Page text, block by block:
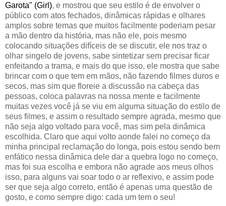
Garota" (Girl), e mostrou que seu estilo é de envolver o
público com atos fechados, dinâmicas rápidas e olhares
amplos sobre temas que muitos facilmente poderiam pesar
a mão dentro da história, mas não ele, pois mesmo
colocando situações difíceis de se discutir, ele nos traz o
olhar singelo de jovens, sabe sintetizar sem precisar ficar
enfeitando a trama, e mais do que isso, ele mostra que sabe
brincar com o que tem em mãos, não fazendo filmes duros e
secos, mas sim que floreie a discussão na cabeça das
pessoas, coloca palavras na nossa mente e facilmente
muitas vezes você já se viu em alguma situação do estilo de
seus filmes, e assim o resultado sempre agrada, mesmo que
não seja algo voltado para você, mas sim pela dinâmica
escolhida. Claro que aqui volto aonde falei no começo da
minha principal reclamação do longa, pois estou sendo bem
enfático nessa dinâmica dele dar a quebra logo no começo,
mas foi sua escolha e embora não agrade aos meus olhos
isso, para alguns vai soar todo o ar reflexivo, e assim pode
ser que seja algo correto, então é apenas uma questão de
gosto, e como sempre digo: cada um tem o seu!